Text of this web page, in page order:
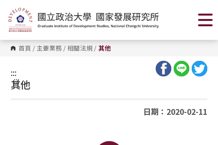
到
主
要
內
容
區 首頁 / 主要業務 /相關法規/ 其他
:::
:::
其他
日期：2020-02-11